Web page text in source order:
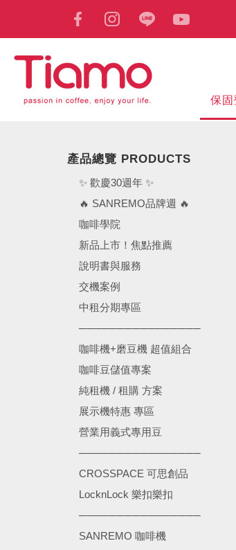
保固
產品總覽 PRODUCTS
✨ 歡慶30週年 ✨
🔥 SANREMO品牌週 🔥
咖啡學院
新品上市！焦點推薦
說明書與服務
交機案例
中租分期專區
────────────────
咖啡機+磨豆機 超值組合
咖啡豆儲值專案
純租機 / 租購 方案
展示機特惠 專區
營業用義式專用豆
────────────────
CROSSPACE 可思創品
LocknLock 樂扣樂扣
────────────────
SANREMO 咖啡機